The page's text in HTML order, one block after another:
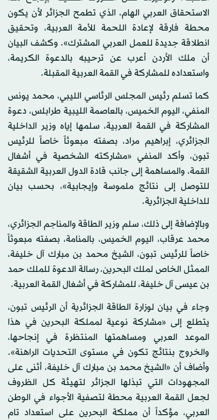
الاستحقاق العربي الهام، الذي تطمح الجزائر لأن يكون
محطة فارقة لإعادة اللحمة للأمة العربية، وتحقيق
انطلاقة جديدة للعمل العربي المشترك». وكشف البيان
أن ملك الأردن أعرب عن ترحيبه بالدعوة الكريمة،
واستعداده للمشاركة في القمة العربية المقبلة.
كما تسلم رئيس المجلس الرئاسي الليبي، محمد يونس
المنفي، اليوم الخميس، بالعاصمة الليبية طرابلس، دعوة
المشاركة في القمة العربية، سلمها إياه وزير الداخلية
الجزائري، إبراهيم مراد، بصفته مبعوثاً خاصاً للرئيس
تبون، وأكد المنفي «مشاركته الشخصية في أشغال
القمة، والمساهمة إلى جانب قادة الدول العربية الشقيقة
للتوصل إلى نتائج ملموسة وإيجابية»، بحسب بيان
للداخلية الجزائرية.
وبالإضافة إلى ذلك، سلم وزير الطاقة والمناجم الجزائري،
محمد عرقاب، اليوم الخميس، بالمنامة، بصفته مبعوثاً
خاصاً للرئيس تبون، الشيخ محمد بن مبارك آل خليفة،
الممثل الخاص لملك البحرين، رسالة الدعوة للملك حمد
بن عيسى آل خليفة، للمشاركة في أشغال القمة العربية.
وجاء في بيان لوزارة الطاقة الجزائرية أن الرئيس تبون،
يتطلع إلى «مشاركة نوعية لمملكة البحرين في هذا
الموعد العربي ومساهمتها المنتظرة في إنجاحها،
والخروج بنتائج تكون في مستوى التحديات الراهنة».
وأضاف أن «الشيخ محمد بن مبارك آل خليفة، أثنى على
المجهودات التي تبذلها الجزائر لتهيئة كل الظروف
لجعل القمة العربية محطة لتصفية الأجواء في الوطن
العربي، مؤكداً أن مملكة البحرين على استعداد تام